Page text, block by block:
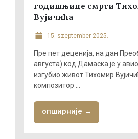
годишњице смрти
Вујичића
15. szeptember 2025.
Пре пет деценија, на дан
августа) код Дамаска је у
изгубио живот Тихомир
композитор ...
опширније →